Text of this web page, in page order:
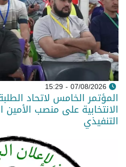
07/08/2026 - 15:29
المؤتمر الخامس لاتحاد
الانتخابية على منصب الأمين
التنفيذي